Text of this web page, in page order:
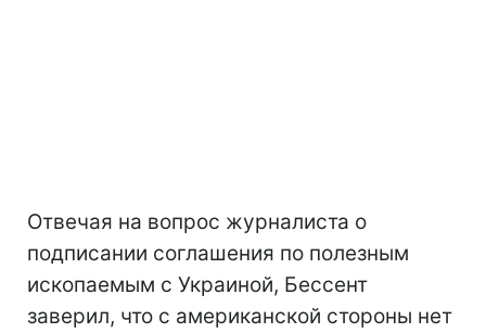
Отвечая на вопрос журналиста о
подписании соглашения по полезным
ископаемым с Украиной, Бессент
заверил, что с американской стороны нет